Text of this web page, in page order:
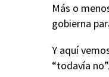
Más o
gobierna
Y aquí
“todavía